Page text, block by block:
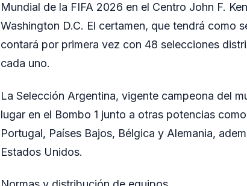
Mundial de la FIFA 2026 en el Centro John F.
Washington D.C. El certamen, que tendrá como
contará por primera vez con 48 selecciones
cada uno.
La Selección Argentina, vigente campeona del
lugar en el Bombo 1 junto a otras potencias
Portugal, Países Bajos, Bélgica y Alemania,
Estados Unidos.